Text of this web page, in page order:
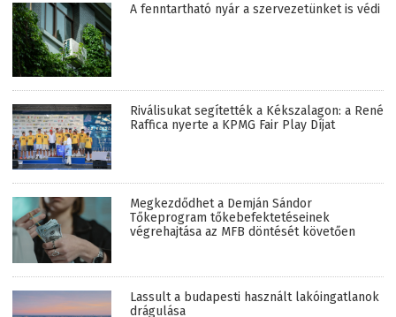
A fenntartható nyár a szervezetünket is védi
Riválisukat segítették a Kékszalagon: a René
Raffica nyerte a KPMG Fair Play Díjat
Megkezdődhet a Demján Sándor
Tőkeprogram tőkebefektetéseinek
végrehajtása az MFB döntését követően
Lassult a budapesti használt lakóingatlanok
drágulása